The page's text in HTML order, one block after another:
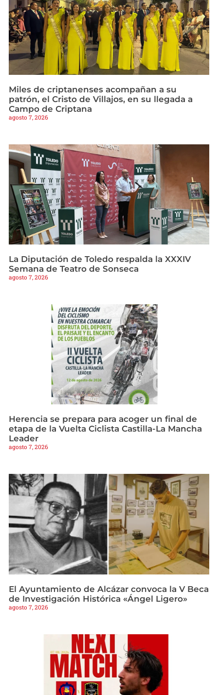
Miles de criptanenses acompañan a su
patrón, el Cristo de Villajos, en su llegada a
Campo de Criptana
agosto 7, 2026
La Diputación de Toledo respalda la XXXIV
Semana de Teatro de Sonseca
agosto 7, 2026
Herencia se prepara para acoger un final de
etapa de la Vuelta Ciclista Castilla-La Mancha
Leader
agosto 7, 2026
El Ayuntamiento de Alcázar convoca la V Beca
de Investigación Histórica «Ángel Ligero»
agosto 7, 2026